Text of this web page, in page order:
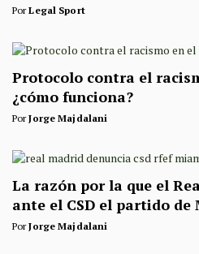
PorLegal Sport
Protocolo contra el
¿cómo funciona?
PorJorge Majdalani
La razón por la que el
ante el CSD el partido de
PorJorge Majdalani